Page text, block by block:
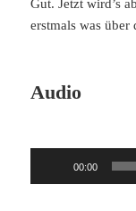
Gut. Jetzt wird’s
erstmals was über
Audio
00:00